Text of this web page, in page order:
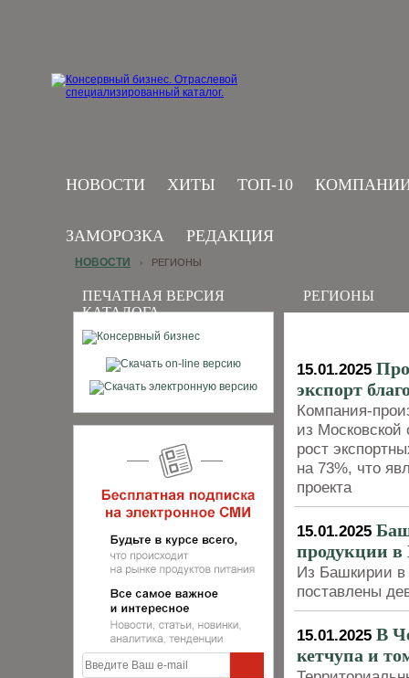
НОВОСТИ ХИТЫ ТОП-10
ЗАМОРОЗКА РЕДАКЦИЯ
ПЕЧАТНАЯ ВЕРСИЯ
КАТАЛОГА
НОВОСТИ › РЕГИОНЫ
РЕГИОНЫ
15.01.2025
экспорт
Компания-
из Московской
рост
на 73%, что
проекта
15.01.2025
продукции в
Из Башкирии в
поставлены
15.01.2025 В
кетчупа и